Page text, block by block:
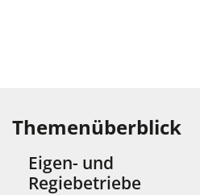
Themenüberblick
Eigen- und
Regiebetriebe